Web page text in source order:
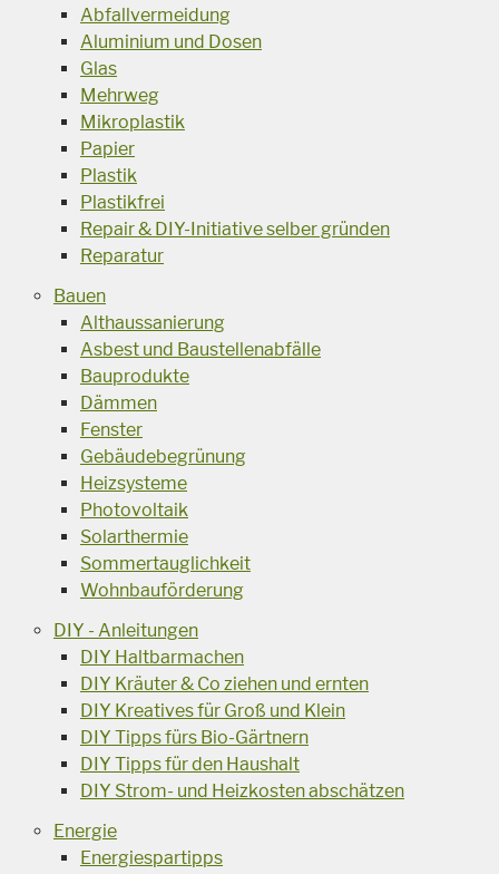
Abfallvermeidung
Aluminium und Dosen
Glas
Mehrweg
Mikroplastik
Papier
Plastik
Plastikfrei
Repair & DIY-Initiative selber gründen
Reparatur
Bauen
Althaussanierung
Asbest und Baustellenabfälle
Bauprodukte
Dämmen
Fenster
Gebäudebegrünung
Heizsysteme
Photovoltaik
Solarthermie
Sommertauglichkeit
Wohnbauförderung
DIY - Anleitungen
DIY Haltbarmachen
DIY Kräuter & Co ziehen und ernten
DIY Kreatives für Groß und Klein
DIY Tipps fürs Bio-Gärtnern
DIY Tipps für den Haushalt
DIY Strom- und Heizkosten abschätzen
Energie
Energiespartipps